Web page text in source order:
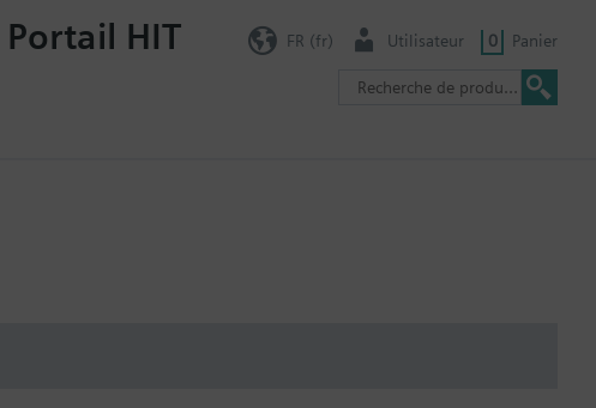
Portail HIT FR (fr) Utilisateur 0 Panier